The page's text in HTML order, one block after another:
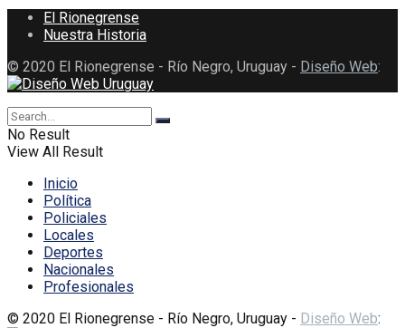
El Rionegrense
Nuestra Historia
© 2020 El Rionegrense - Río Negro, Uruguay - Diseño Web:
No Result
View All Result
Inicio
Política
Policiales
Locales
Deportes
Nacionales
Profesionales
© 2020 El Rionegrense - Río Negro, Uruguay - Diseño Web: